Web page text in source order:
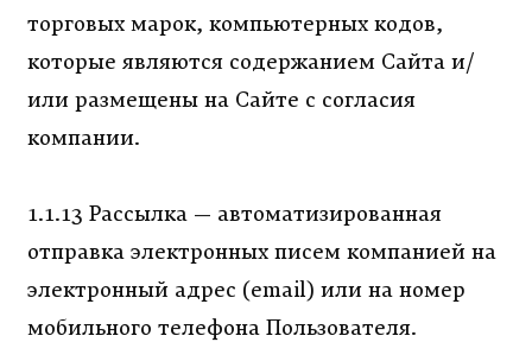
торговых марок, компьютерных кодов,
которые являются содержанием Сайта и/
или размещены на Сайте с согласия
компании.
1.1.13 Рассылка — автоматизированная
отправка электронных писем компанией на
электронный адрес (email) или на номер
мобильного телефона Пользователя.